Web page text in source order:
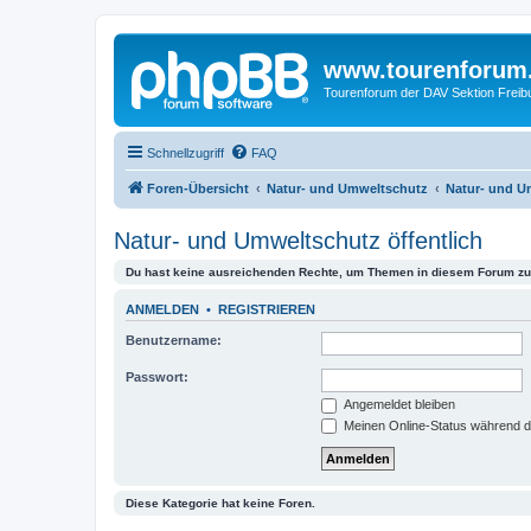
Tourenforum der DAV Sektion
Schnellzugriff FAQ
Foren-Übersicht Natur- und Umweltschutz Natur- und
Natur- und Umweltschutz öffentlich
Du hast keine ausreichenden Rechte, um Themen in diesem Forum
ANMELDEN • REGISTRIEREN
Benutzername:
Passwort:
Angemeldet bleiben
Meinen Online-Status während
Diese Kategorie hat keine Foren.